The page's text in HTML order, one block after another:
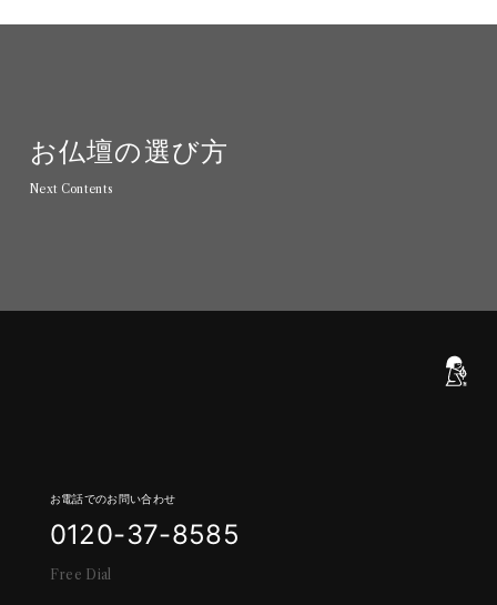
お仏壇の選び方
Next Contents
お電話でのお問い合わせ
0120-37-8585
Fre e Dial